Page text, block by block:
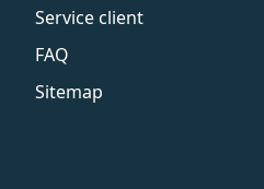
Service client
FAQ
Sitemap